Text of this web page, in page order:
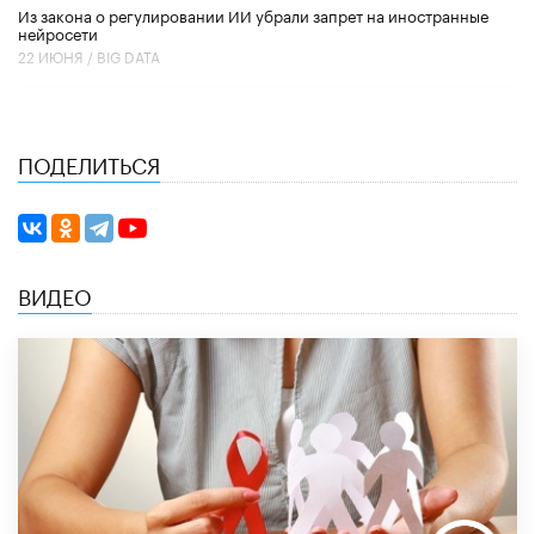
Из закона о регулировании ИИ убрали запрет на иностранные
нейросети
22 ИЮНЯ / BIG DATA
ПОДЕЛИТЬСЯ
ВИДЕО